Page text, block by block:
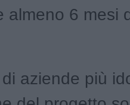
almeno 6 mesi
aziende più